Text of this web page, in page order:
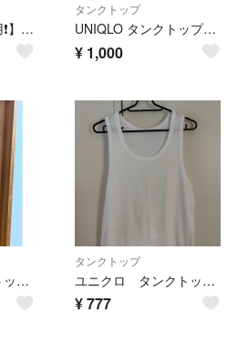
【すぅちゃん様専用❗️】UNIQLOエアリズムマイクロメッシュタンクトップ
タンクトップ
UNIQLO タンクトップ XL
¥ 1,000
ユニクロ タンクトップ 【即購入可】
タンクトップ
ユニクロ タンクトップ メンズ
¥777